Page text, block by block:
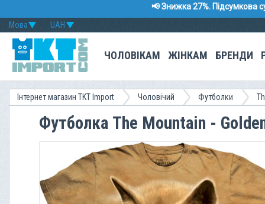
📢 Знижка 27%. Підсумкова
UAH
Мова
ЧОЛОВІКАМ ЖІНКАМ БРЕНДИ
Інтернет магазин TKT Import Чоловічий Футболки
Футболка The Mountain -